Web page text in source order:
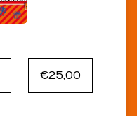
€25,00